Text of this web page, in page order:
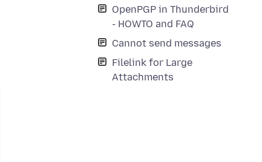
OpenPGP in Thunderbird
- HOWTO and FAQ
Cannot send messages
Filelink for Large
Attachments